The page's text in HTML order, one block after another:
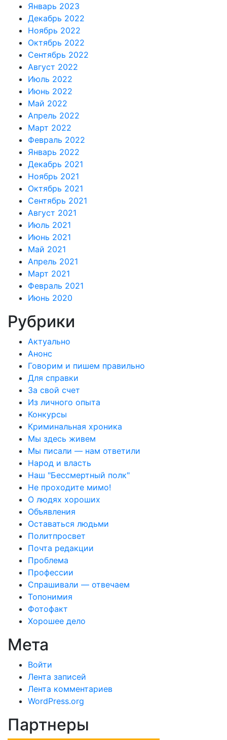
Январь 2023
Декабрь 2022
Ноябрь 2022
Октябрь 2022
Сентябрь 2022
Август 2022
Июль 2022
Июнь 2022
Май 2022
Апрель 2022
Март 2022
Февраль 2022
Январь 2022
Декабрь 2021
Ноябрь 2021
Октябрь 2021
Сентябрь 2021
Август 2021
Июль 2021
Июнь 2021
Май 2021
Апрель 2021
Март 2021
Февраль 2021
Июнь 2020
Рубрики
Актуально
Анонс
Говорим и пишем правильно
Для справки
За свой счет
Из личного опыта
Конкурсы
Криминальная хроника
Мы здесь живем
Мы писали — нам ответили
Народ и власть
Наш "Бессмертный полк"
Не проходите мимо!
О людях хороших
Объявления
Оставаться людьми
Политпросвет
Почта редакции
Проблема
Профессии
Спрашивали — отвечаем
Топонимия
Фотофакт
Хорошее дело
Мета
Войти
Лента записей
Лента комментариев
WordPress.org
Партнеры